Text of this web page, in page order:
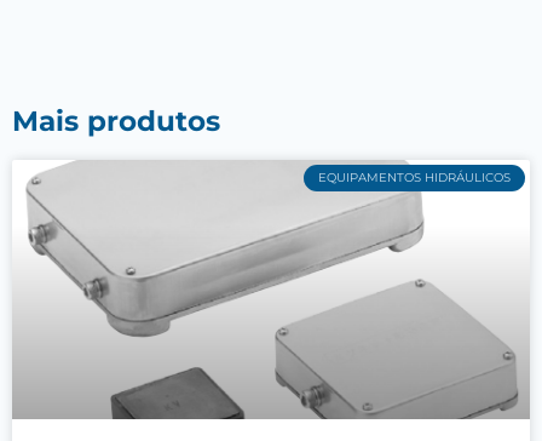
Mais produtos
EQUIPAMENTOS HIDRÁULICOS